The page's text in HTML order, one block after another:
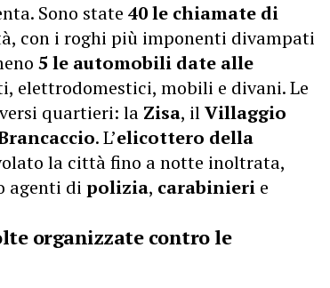
Sono state 40 le chiamate di
con i roghi più imponenti divampati
5 le automobili date alle
elettrodomestici, mobili e divani. Le
quartieri: la Zisa, ilVillaggio
. L’elicottero della
la città fino a notte inoltrata,
agenti di polizia, carabinieri e
organizzate contro le